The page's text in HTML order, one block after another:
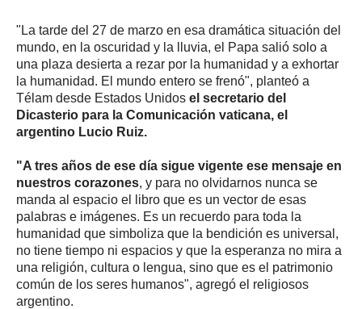
"La tarde del 27 de marzo en esa dramática situación del
mundo, en la oscuridad y la lluvia, el Papa salió solo a
una plaza desierta a rezar por la humanidad y a exhortar
la humanidad. El mundo entero se frenó", planteó a
Télam desde Estados Unidos el secretario del
Dicasterio para la Comunicación vaticana, el
argentino Lucio Ruiz.
"A tres años de ese día sigue vigente ese mensaje en
nuestros corazones, y para no olvidarnos nunca se
manda al espacio el libro que es un vector de esas
palabras e imágenes. Es un recuerdo para toda la
humanidad que simboliza que la bendición es universal,
no tiene tiempo ni espacios y que la esperanza no mira a
una religión, cultura o lengua, sino que es el patrimonio
común de los seres humanos", agregó el religiosos
argentino.